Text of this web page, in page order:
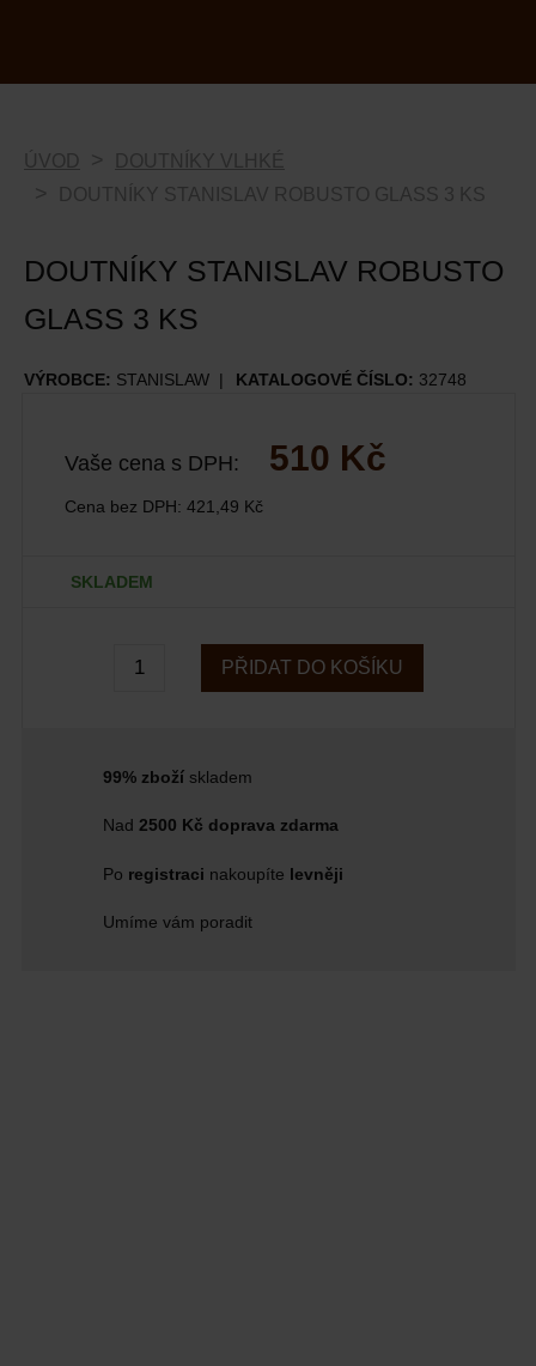
ÚVOD
DOUTNÍKY VLHKÉ
DOUTNÍKY STANISLAV ROBUSTO GLASS 3 KS
DOUTNÍKY STANISLAV ROBUSTO
GLASS 3 KS
VÝROBCE: STANISLAW KATALOGOVÉ ČÍSLO: 32748
Vaše cena s DPH: 510 Kč
Cena bez DPH: 421,49 Kč
SKLADEM
PŘIDAT DO KOŠÍKU
99% zbožískladem
Nad 2500 Kč doprava zdarma
Po registraci nakoupíte levněji
Umíme vám poradit